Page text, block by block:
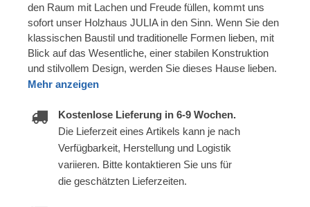
den Raum mit Lachen und Freude füllen, kommt uns
sofort unser Holzhaus JULIA in den Sinn. Wenn Sie den
klassischen Baustil und traditionelle Formen lieben, mit
Blick auf das Wesentliche, einer stabilen Konstruktion
und stilvollem Design, werden Sie dieses Hause lieben.
Mehr anzeigen
Kostenlose Lieferung in 6-9 Wochen.
Die Lieferzeit eines Artikels kann je nach
Verfügbarkeit, Herstellung und Logistik
variieren. Bitte kontaktieren Sie uns für
die geschätzten Lieferzeiten.